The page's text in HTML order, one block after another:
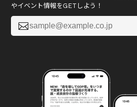
やイベント情報をGETしよう！
